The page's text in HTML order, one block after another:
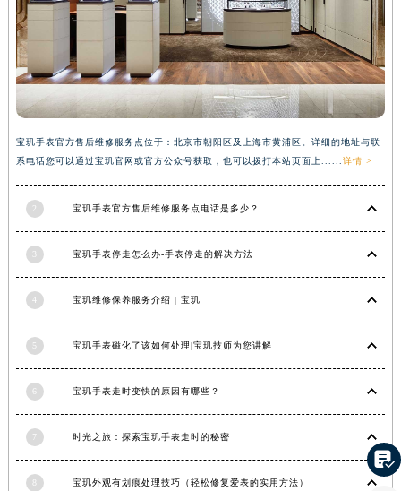
河南省周口市川汇区七一路宝玑售后服务中心（需提前预约）
河南省驻马店市驿城区乐山大道与置地大道交叉口宝玑售后服务中心（需提前预约）
湖北省鄂州市鄂城区文星大道宝玑售后服务中心（需提前预约）
湖北省黄冈市黄州区赤壁大道宝玑售后服务中心（需提前预约）
湖北省黄石市黄石港区武汉路宝玑售后服务中心（需提前预约）
湖北省荆门市东宝中天街步行街宝玑售后服务中心（需提前预约）
湖北省荆州市荆州区荆中路宝玑售后服务中心（需提前预约）
湖北省随州市曾都区青年路宝玑售后服务中心（需提前预约）
湖南省常德市武陵区人民路宝玑售后服务中心（需提前预约）
湖南省郴州市北湖区国庆北路宝玑售后服务中心（需提前预约）
湖南省衡阳市雁峰区解放路宝玑售后服务中心（需提前预约）
湖南省怀化市鹤城区迎丰中路宝玑售后服务中心（需提前预约）
湖南省娄底市娄星区长青街宝玑售后服务中心（需提前预约）
宝玑手表官方售后维修服务点位于：北京市朝阳区及上海市黄浦区。详细的地址与联
系电话您可以通过宝玑官网或官方公众号获取，也可以拨打本站页面上...... 详情 >
2 宝玑手表官方售后维修服务点电话是多少？
3 宝玑手表停走怎么办-手表停走的解决方法
4 宝玑维修保养服务介绍 | 宝玑
5 宝玑手表磁化了该如何处理|宝玑技师为您讲解
6 宝玑手表走时变快的原因有哪些？
7 时光之旅：探索宝玑手表走时的秘密
8 宝玑外观有划痕处理技巧（轻松修复爱表的实用方法）
